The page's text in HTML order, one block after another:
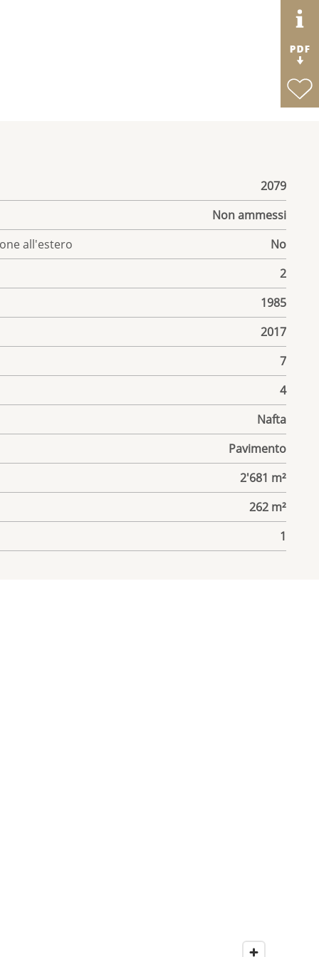
2079
Non ammessi
all'estero
No
2
1985
2017
7
4
Nafta
Pavimento
2'681 m²
262 m²
1